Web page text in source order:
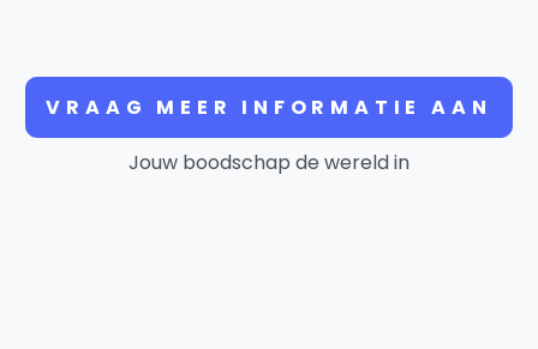
VRAAG MEER INFORMATIE AAN
Jouw boodschap de wereld in